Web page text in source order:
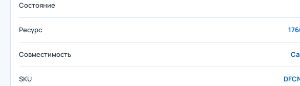
Состояние
Ресурс
Совместимость
SKU